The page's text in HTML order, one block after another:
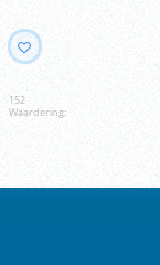
152
Waardering: